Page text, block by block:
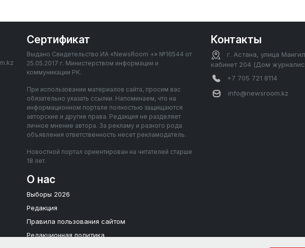
Сертификат
Выдано Свидетельство ИА «NewsRoom +» №16544 от
25.05.2017 г. Министерством информации и
коммуникации РК.
При использовании материалов сайта, просим вас
обязательно указать ссылки. Напоминаем, что на
информационном портале полностью защищаются
авторские и другие права. Редакция не разделяет
личное мнение автора. За рекламу и разного рода
объявления ответственность несет рекламодатель.
Новостной портал ориентирован на читателей старше
18 лет.
Контакты
г. Астана, улица
кабинет 204 (Дом
+7 705 721 8114
info@newsroom.kz
О нас
Выборы 2026
Редакция
Правила пользования сайтом
Редакционная политика